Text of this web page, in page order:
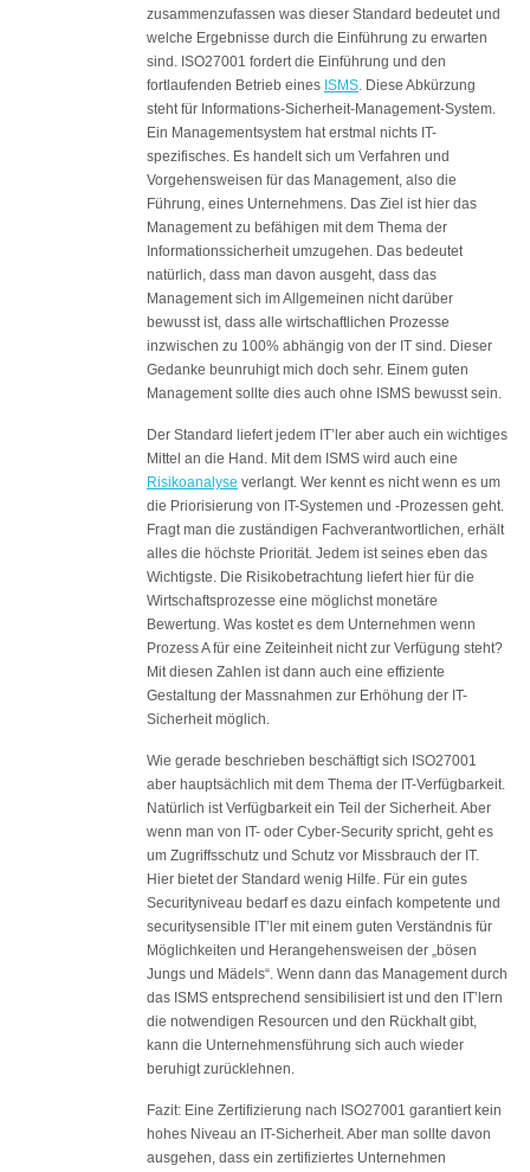
zusammenzufassen was dieser Standard bedeutet und
welche Ergebnisse durch die Einführung zu erwarten
sind. ISO27001 fordert die Einführung und den
fortlaufenden Betrieb eines ISMS. Diese Abkürzung
steht für Informations-Sicherheit-Management-System.
Ein Managementsystem hat erstmal nichts IT-
spezifisches. Es handelt sich um Verfahren und
Vorgehensweisen für das Management, also die
Führung, eines Unternehmens. Das Ziel ist hier das
Management zu befähigen mit dem Thema der
Informationssicherheit umzugehen. Das bedeutet
natürlich, dass man davon ausgeht, dass das
Management sich im Allgemeinen nicht darüber
bewusst ist, dass alle wirtschaftlichen Prozesse
inzwischen zu 100% abhängig von der IT sind. Dieser
Gedanke beunruhigt mich doch sehr. Einem guten
Management sollte dies auch ohne ISMS bewusst sein.
Der Standard liefert jedem IT’ler aber auch ein wichtiges
Mittel an die Hand. Mit dem ISMS wird auch eine
Risikoanalyse verlangt. Wer kennt es nicht wenn es um
die Priorisierung von IT-Systemen und -Prozessen geht.
Fragt man die zuständigen Fachverantwortlichen, erhält
alles die höchste Priorität. Jedem ist seines eben das
Wichtigste. Die Risikobetrachtung liefert hier für die
Wirtschaftsprozesse eine möglichst monetäre
Bewertung. Was kostet es dem Unternehmen wenn
Prozess A für eine Zeiteinheit nicht zur Verfügung steht?
Mit diesen Zahlen ist dann auch eine effiziente
Gestaltung der Massnahmen zur Erhöhung der IT-
Sicherheit möglich.
Wie gerade beschrieben beschäftigt sich ISO27001
aber hauptsächlich mit dem Thema der IT-Verfügbarkeit.
Natürlich ist Verfügbarkeit ein Teil der Sicherheit. Aber
wenn man von IT- oder Cyber-Security spricht, geht es
um Zugriffsschutz und Schutz vor Missbrauch der IT.
Hier bietet der Standard wenig Hilfe. Für ein gutes
Securityniveau bedarf es dazu einfach kompetente und
securitysensible IT’ler mit einem guten Verständnis für
Möglichkeiten und Herangehensweisen der „bösen
Jungs und Mädels“. Wenn dann das Management durch
das ISMS entsprechend sensibilisiert ist und den IT’lern
die notwendigen Resourcen und den Rückhalt gibt,
kann die Unternehmensführung sich auch wieder
beruhigt zurücklehnen.
Fazit: Eine Zertifizierung nach ISO27001 garantiert kein
hohes Niveau an IT-Sicherheit. Aber man sollte davon
ausgehen, dass ein zertifiziertes Unternehmen